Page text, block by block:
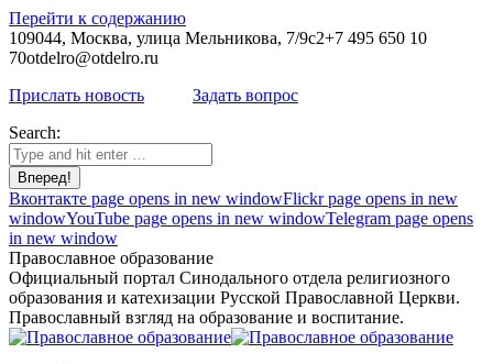
Перейти к содержанию
109044, Москва, улица Мельникова, 7/9с2+7 495 650 10
70otdelro@otdelro.ru
Прислать новость
Задать вопрос
Search:
Вконтакте page opens in new windowFlickr page opens in new
windowYouTube page opens in new windowTelegram page opens
in new window
Православное образование
Официальный портал Синодального отдела религиозного
образования и катехизации Русской Православной Церкви.
Православный взгляд на образование и воспитание.